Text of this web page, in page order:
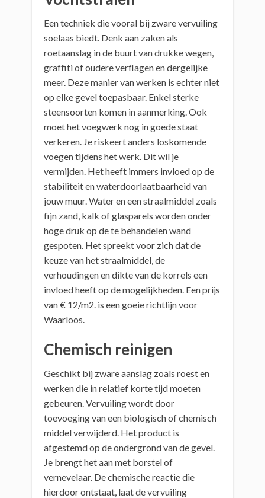
Een techniek die vooral bij zware vervuiling
soelaas biedt. Denk aan zaken als
roetaanslag in de buurt van drukke wegen,
graffiti of oudere verflagen en dergelijke
meer. Deze manier van werken is echter niet
op elke gevel toepasbaar. Enkel sterke
steensoorten komen in aanmerking. Ook
moet het voegwerk nog in goede staat
verkeren. Je riskeert anders loskomende
voegen tijdens het werk. Dit wil je
vermijden. Het heeft immers invloed op de
stabiliteit en waterdoorlaatbaarheid van
jouw muur. Water en een straalmiddel zoals
fijn zand, kalk of glasparels worden onder
hoge druk op de te behandelen wand
gespoten. Het spreekt voor zich dat de
keuze van het straalmiddel, de
verhoudingen en dikte van de korrels een
invloed heeft op de mogelijkheden. Een prijs
van € 12/m2. is een goeie richtlijn voor
Waarloos.
Chemisch reinigen
Geschikt bij zware aanslag zoals roest en
werken die in relatief korte tijd moeten
gebeuren. Vervuiling wordt door
toevoeging van een biologisch of chemisch
middel verwijderd. Het product is
afgestemd op de ondergrond van de gevel.
Je brengt het aan met borstel of
vernevelaar. De chemische reactie die
hierdoor ontstaat, laat de vervuiling